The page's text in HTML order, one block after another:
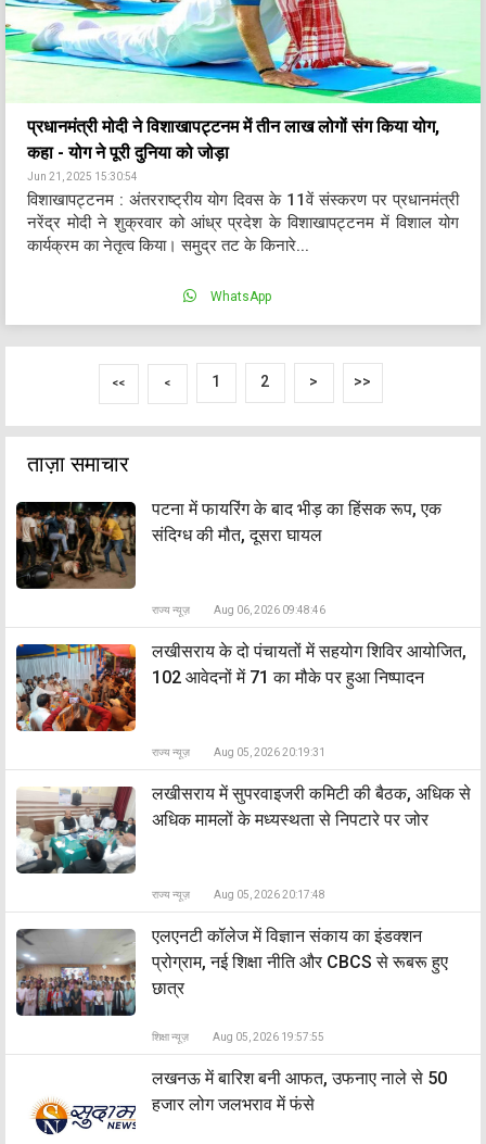
प्रधानमंत्री मोदी ने विशाखापट्टनम में तीन लाख लोगों संग किया योग,
कहा - योग ने पूरी दुनिया को जोड़ा
Jun 21, 2025 15:30:54
विशाखापट्टनम : अंतरराष्ट्रीय योग दिवस के 11वें संस्करण पर प्रधानमंत्री
नरेंद्र मोदी ने शुक्रवार को आंध्र प्रदेश के विशाखापट्टनम में विशाल योग
कार्यक्रम का नेतृत्व किया। समुद्र तट के किनारे...
WhatsApp
<< < 1 2 > >>
ताज़ा समाचार
पटना में फायरिंग के बाद भीड़ का हिंसक रूप, एक
संदिग्ध की मौत, दूसरा घायल
राज्य न्यूज़ Aug 06, 2026 09:48:46
लखीसराय के दो पंचायतों में सहयोग शिविर आयोजित,
102 आवेदनों में 71 का मौके पर हुआ निष्पादन
राज्य न्यूज़ Aug 05, 2026 20:19:31
लखीसराय में सुपरवाइजरी कमिटी की बैठक, अधिक से
अधिक मामलों के मध्यस्थता से निपटारे पर जोर
राज्य न्यूज़ Aug 05, 2026 20:17:48
एलएनटी कॉलेज में विज्ञान संकाय का इंडक्शन
प्रोग्राम, नई शिक्षा नीति और CBCS से रूबरू हुए
छात्र
शिक्षा न्यूज़ Aug 05, 2026 19:57:55
लखनऊ में बारिश बनी आफत, उफनाए नाले से 50
हजार लोग जलभराव में फंसे